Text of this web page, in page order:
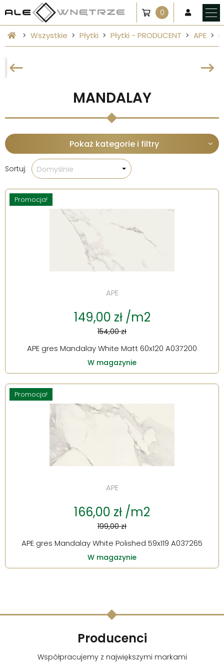
0
Wszystkie Płytki Płytki - PRODUCENT APE
MANDALAY
Pokaż kategorie i filtry
Sortuj: Domyślnie
Promocja!
APE
149,00 zł /m2
154,00 zł
APE gres Mandalay White Matt 60x120 A037200
W magazynie
Promocja!
APE
166,00 zł /m2
199,00 zł
APE gres Mandalay White Polished 59x119 A037265
W magazynie
Producenci
Współpracujemy z największymi markami